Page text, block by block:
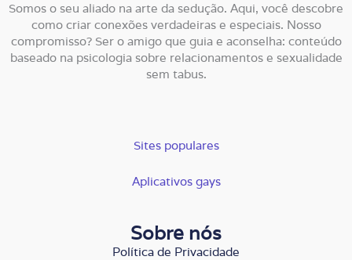
Somos o seu aliado na arte da sedução. Aqui, você descobre
como criar conexões verdadeiras e especiais. Nosso
compromisso? Ser o amigo que guia e aconselha: conteúdo
baseado na psicologia sobre relacionamentos e sexualidade
sem tabus.
Sites populares
Aplicativos gays
Sobre nós
Política de Privacidade